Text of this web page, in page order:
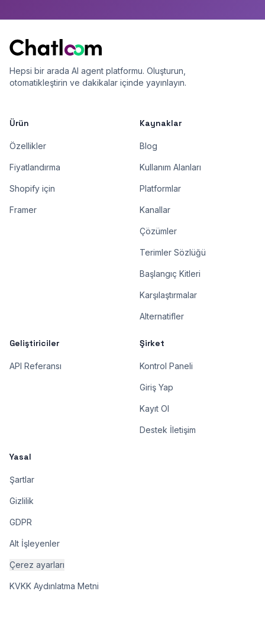
Hepsi bir arada AI agent platformu. Oluşturun,
otomatikleştirin ve dakikalar içinde yayınlayın.
Ürün
Özellikler
Fiyatlandırma
Shopify için
Framer
Kaynaklar
Blog
Kullanım Alanları
Platformlar
Kanallar
Çözümler
Terimler Sözlüğü
Başlangıç Kitleri
Karşılaştırmalar
Alternatifler
Geliştiriciler
API Referansı
Şirket
Kontrol Paneli
Giriş Yap
Kayıt Ol
Destek İletişim
Yasal
Şartlar
Gizlilik
GDPR
Alt İşleyenler
Çerez ayarları
KVKK Aydınlatma Metni